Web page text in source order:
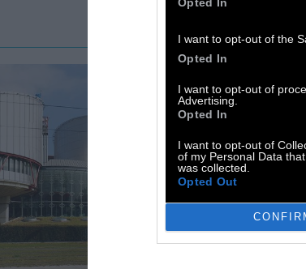
I want to opt-out of the
Opted In
I want to opt-out of
Advertising.
Opted In
I want to opt-out of
of my Personal Data
was collected.
Opted Out